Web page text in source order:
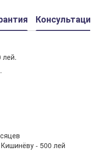
Консультация
- 500 лей